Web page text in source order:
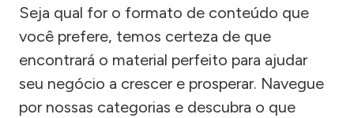
Seja qual for o formato de conteúdo que
você prefere, temos certeza de que
encontrará o material perfeito para ajudar
seu negócio a crescer e prosperar. Navegue
por nossas categorias e descubra o que